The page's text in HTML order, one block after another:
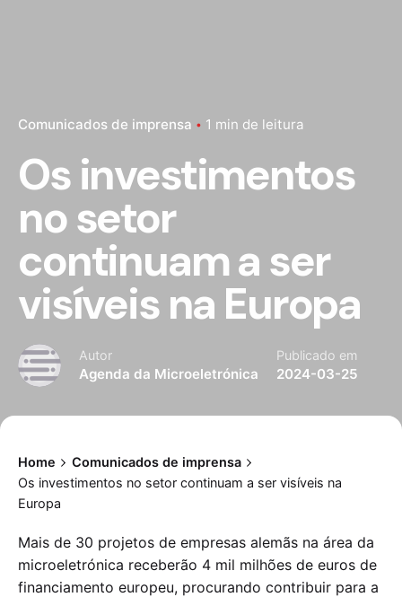
Comunicados de imprensa 1 min de leitura
Os investimentos
no setor
continuam a ser
visíveis na Europa
Autor
Agenda da Microeletrónica
Publicado em
2024-03-25
Home
Comunicados de imprensa
Os investimentos no setor continuam a ser visíveis na
Europa
Mais de 30 projetos de empresas alemãs na área da
microeletrónica receberão 4 mil milhões de euros de
financiamento europeu, procurando contribuir para a